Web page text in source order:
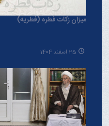
میزان زکات فطره (فطریه)
25 اسفند 1404